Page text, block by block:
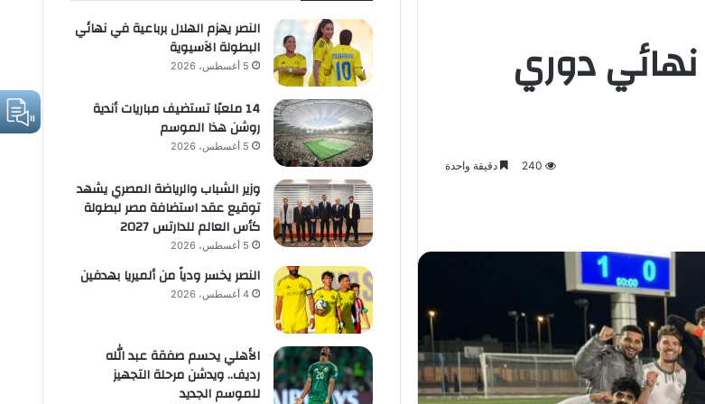
نهائي دوري
240 دقيقة واحدة
النصر يهزم الهلال برباعية في نهائي
البطولة الآسيوية
5 أغسطس، 2026
14 ملعبًا تستضيف مباريات أندية
روشن هذا الموسم
5 أغسطس، 2026
وزير الشباب والرياضة المصري يشهد
توقيع عقد استضافة مصر لبطولة
كأس العالم للدارتس 2027
5 أغسطس، 2026
النصر يخسر ودياً من ألميريا بهدفين
4 أغسطس، 2026
الأهلي يحسم صفقة عبد الله
رديف.. ويدشن مرحلة التجهيز
للموسم الجديد